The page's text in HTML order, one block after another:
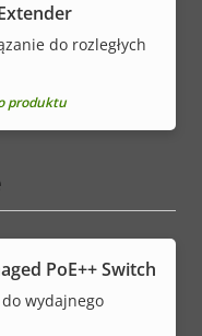
do rozległych
produktu
PoE++ Switch
wydajnego